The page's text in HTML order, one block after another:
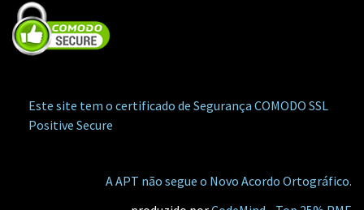
Este site tem o certificado de Segurança COMODO SSL
Positive Secure
A APT não segue o Novo Acordo Ortográfico.